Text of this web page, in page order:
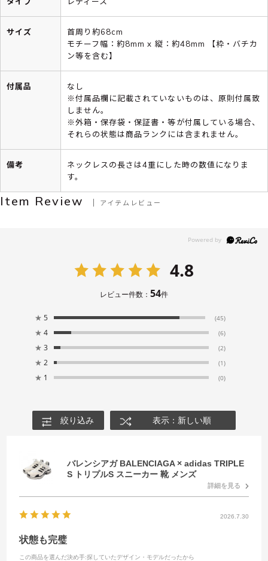
サイズ
首周り約68cm
モチーフ幅：約8mm x 縦：約48mm 【枠・バチカ
ン等を含む】
付属品
なし
※付属品欄に記載されていないものは、原則付属致
しません。
※外箱・保存袋・保証書・等が付属している場合、
それらの状態は商品ランクには含まれません。
備考
ネックレスの長さは4重にした時の数値になりま
す。
Item Review アイテムレビュー
4.8
レビュー件数： 54件
★ 5 (45)
★ 4 (6)
★ 3 (2)
★ 2 (1)
★ 1 (0)
絞り込み 表示：新しい順
バレンシアガ BALENCIAGA × adidas TRIPLE
S トリプルS スニーカー 靴 メンズ
詳細を見る
2026.7.30
状態も完璧
この商品を選んだ決め手:探していたデザイン・モデルだったから